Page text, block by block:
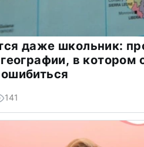
даже школьник:
в котором
141